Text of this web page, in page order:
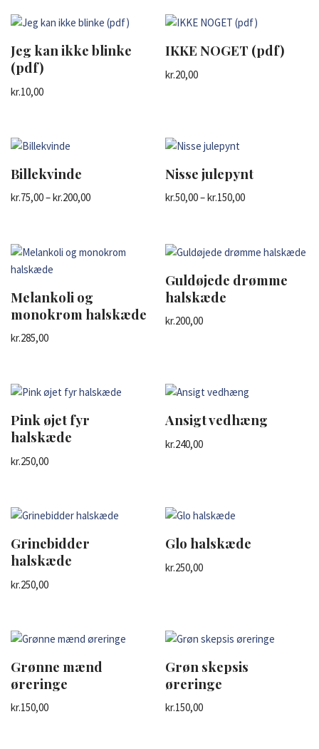
Jeg kan ikke blinke
(pdf)
kr.10,00
IKKE NOGET (pdf)
kr.20,00
Billekvinde
kr.75,00–kr.200,00
Nisse julepynt
kr.50,00–kr.150,00
Melankoli og
monokrom halskæde
kr.285,00
Guldøjede drømme
halskæde
kr.200,00
Pink øjet fyr
halskæde
kr.250,00
Ansigt vedhæng
kr.240,00
Grinebidder
halskæde
kr.250,00
Glo halskæde
kr.250,00
Grønne mænd
øreringe
kr.150,00
Grøn skepsis
øreringe
kr.150,00